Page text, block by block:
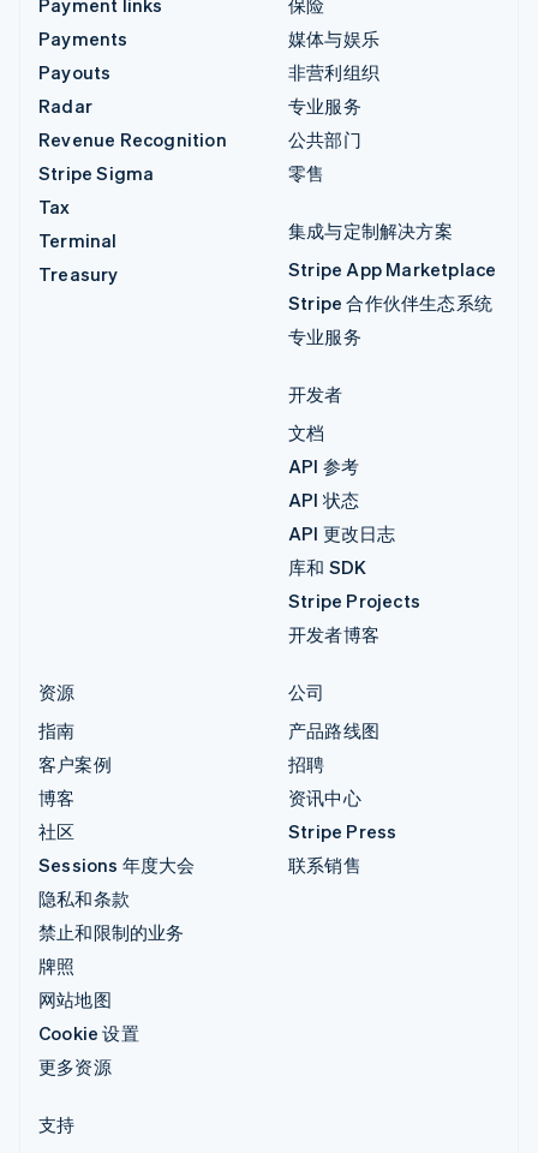
Payments
Payouts
Radar
Revenue Recognition
Stripe Sigma
Tax
Terminal
Treasury
媒体与娱乐
非营利组织
专业服务
公共部门
零售
集成与定制解决方案
Stripe App Marketplace
Stripe 合作伙伴生态系统
专业服务
开发者
文档
API 参考
API 状态
API 更改日志
库和 SDK
Stripe Projects
开发者博客
资源
指南
客户案例
博客
社区
Sessions 年度大会
隐私和条款
禁止和限制的业务
牌照
网站地图
Cookie 设置
更多资源
公司
产品路线图
招聘
资讯中心
Stripe Press
联系销售
支持